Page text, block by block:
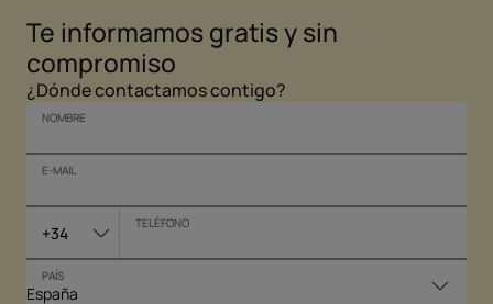
Te informamos gratis y sin
compromiso
¿Dónde contactamos contigo?
NOMBRE
E-MAIL
+34 TELÉFONO
PAÍS